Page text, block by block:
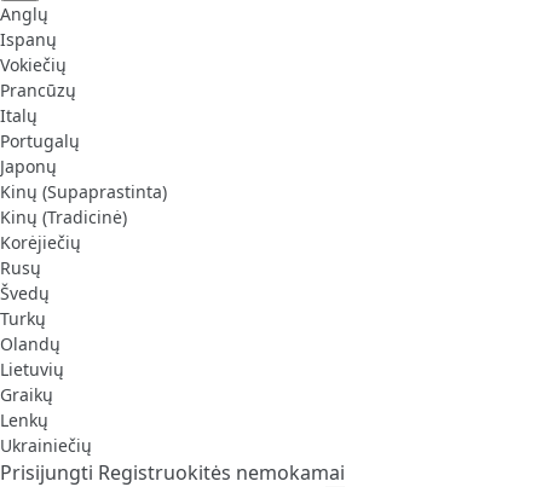
Anglų
Ispanų
Vokiečių
Prancūzų
Italų
Portugalų
Japonų
Kinų (Supaprastinta)
Kinų (Tradicinė)
Korėjiečių
Rusų
Švedų
Turkų
Olandų
Lietuvių
Graikų
Lenkų
Ukrainiečių
Prisijungti Registruokitės nemokamai